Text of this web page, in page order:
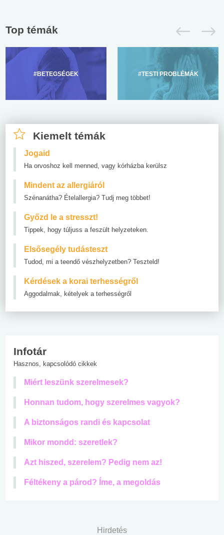
Top témák
#BETEGSÉGEK #TESTI PROBLÉMÁK
Kiemelt témák
Jogaid
Ha orvoshoz kell menned, vagy kórházba kerülsz
Mindent az allergiáról
Szénanátha? Ételallergia? Tudj meg többet!
Győzd le a stresszt!
Tippek, hogy túljuss a feszült helyzeteken.
Elsősegély tudásteszt
Tudod, mi a teendő vészhelyzetben? Teszteld!
Kérdések a korai terhességről
Aggodalmak, kételyek a terhességről
Infotár
Hasznos, kapcsolódó cikkek
Miért leszünk szerelmesek?
Honnan tudom, hogy szerelmes vagyok?
A biztonságos randi és kapcsolat
Mikor mondd: szeretlek?
Azt hiszed, szerelem? Pedig nem az!
Féltékeny a párod? Íme, a megoldás
Hirdetés